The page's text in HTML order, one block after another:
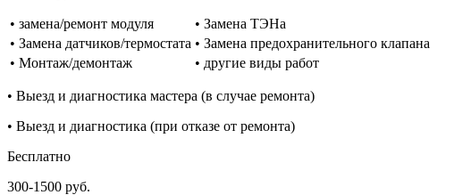
• замена/ремонт модуля
• Замена ТЭНа
• Замена датчиков/термостата • Замена предохранительного клапана
• Монтаж/демонтаж
• другие виды работ
• Выезд и диагностика мастера (в случае ремонта)
• Выезд и диагностика (при отказе от ремонта)
Бесплатно
300-1500 руб.